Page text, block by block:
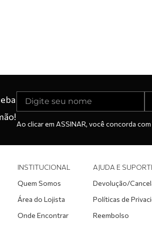
Ao clicar em ASSINAR, você concorda
INSTITUCIONAL
Quem Somos
Área do Lojista
Onde Encontrar
AJUDA E
Devolução/
Políticas de
Reembolso